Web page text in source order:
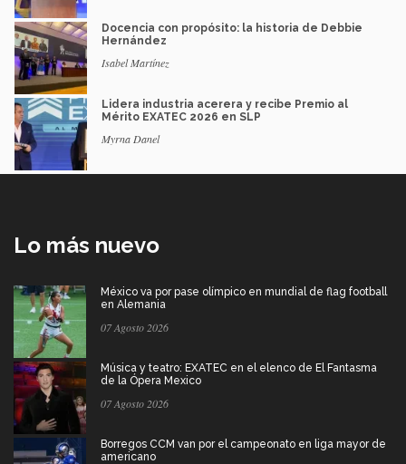
Docencia con propósito: la historia de Debbie
Hernández
Isabel Martínez
Lidera industria acerera y recibe Premio al
Mérito EXATEC 2026 en SLP
Myrna Danel
Lo más nuevo
México va por pase olímpico en mundial de flag football
en Alemania
07 Agosto 2026
Música y teatro: EXATEC en el elenco de El Fantasma
de la Ópera Mexico
07 Agosto 2026
Borregos CCM van por el campeonato en liga mayor de
americano